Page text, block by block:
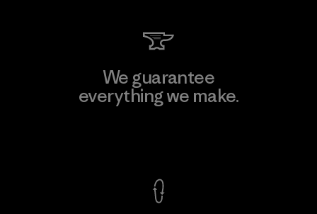
We guarantee
everything we make.